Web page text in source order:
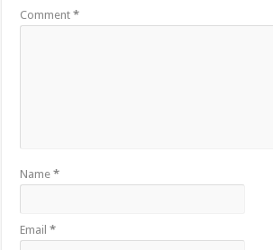
Comment*
Name*
Email*